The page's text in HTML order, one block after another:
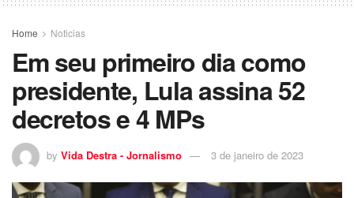
Home Noticias
Em seu primeiro dia como
presidente, Lula assina 52
decretos e 4 MPs
by Vida Destra - Jornalismo 3 de janeiro de 2023